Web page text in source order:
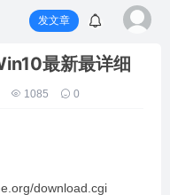
发文章
最新最详细
1085 0
download.cgi